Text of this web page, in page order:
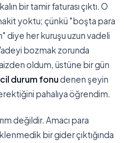
bir tamir faturası çıktı. O
yoktu; çünkü "boşta para
diye her kuruşu uzun vadeli
bozmak zorunda
oldum, üstüne bir gün
durum fonudenen şeyin
pahalıya öğrendim.
değildir. Amacı para
bir gider çıktığında